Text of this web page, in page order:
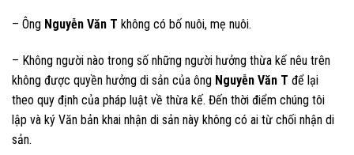
– Ông Nguyễn Văn T không có bố nuôi, mẹ nuôi.
– Không người nào trong số những người hưởng thừa kế nêu trên
không được quyền hưởng di sản của ông Nguyễn Văn T để lại
theo quy định của pháp luật về thừa kế. Đến thời điểm chúng tôi
lập và ký Văn bản khai nhận di sản này không có ai từ chối nhận di
sản.